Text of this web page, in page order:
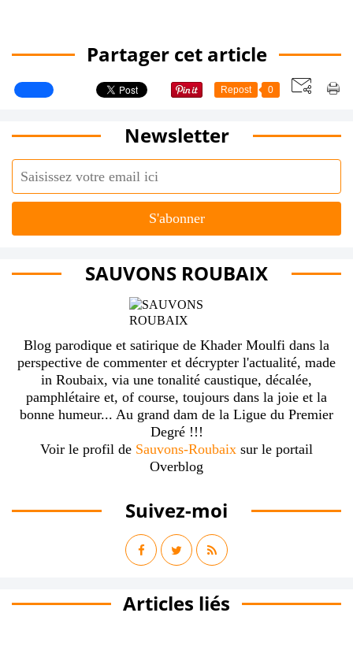
Partager cet article
Repost 0
Newsletter
SAUVONS ROUBAIX
Blog parodique et satirique de Khader Moulfi dans la
perspective de commenter et décrypter l'actualité, made
in Roubaix, via une tonalité caustique, décalée,
pamphlétaire et, of course, toujours dans la joie et la
bonne humeur... Au grand dam de la Ligue du Premier
Degré !!!
Voir le profil de Sauvons-Roubaix sur le portail
Overblog
Suivez-moi
Articles liés